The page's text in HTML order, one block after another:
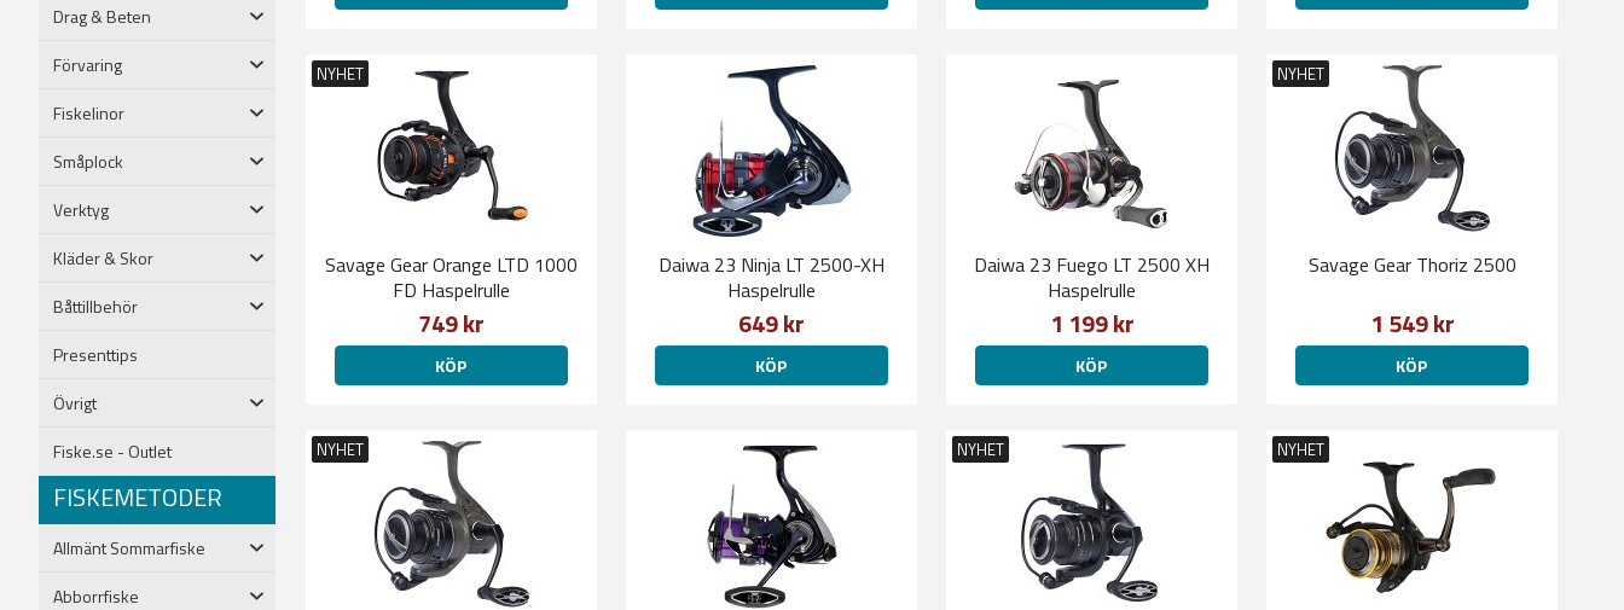
Drag & Beten
Förvaring
Fiskelinor
Småplock
Verktyg
Kläder & Skor
Båttillbehör
Presenttips
Övrigt
Fiske.se - Outlet
FISKEMETODER
Allmänt Sommarfiske
Abborrfiske
NYHET
Savage Gear Orange LTD 1000
FD Haspelrulle
749 kr
KÖP
Daiwa 23 Ninja LT 2500-XH
Haspelrulle
649 kr
KÖP
Daiwa 23 Fuego LT 2500 XH
Haspelrulle
1 199 kr
KÖP
NYHET
Savage Gear Thoriz 2500
1 549 kr
KÖP
NYHET NYHET NYHET